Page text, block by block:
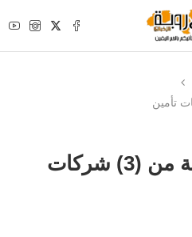
تفاصيل لأخبار هامة من (3) شركات